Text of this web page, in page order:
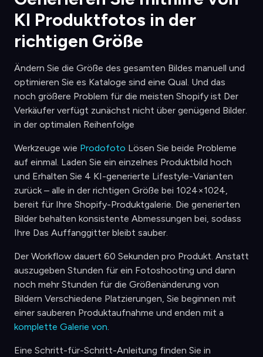
KI Produktfotos in der
richtigen Größe
Ändern Sie die Größe des gesamten Bildes manuell und
optimieren Sie es Kataloge sind eine Qual. Und das
noch größere Problem für die meisten Shopify ist Der
Verkäufer verfügt zunächst nicht über genügend Bilder.
in der optimalen Reihenfolge
Werkzeuge wie Prodofoto Lösen Sie beide Probleme
auf einmal. Laden Sie ein einzelnes Produktbild hoch
und Erhalten Sie 4 KI-generierte Lifestyle-Varianten
zurück – alle in der richtigen Größe bei 1024×1024,
bereit für Ihre Shopify-Produktgalerie. Die generierten
Bilder behalten konsistente Abmessungen bei, sodass
Ihre Das Auffanggitter bleibt sauber.
Der Workflow dauert 60 Sekunden pro Produkt. Anstatt
auszugeben Stunden für ein Fotoshooting und dann
noch mehr Stunden für die Größenänderung von
Bildern Verschiedene Platzierungen, Sie beginnen mit
einer sauberen Produktaufnahme und enden mit a
komplette Galerie von.
Eine Schritt-für-Schritt-Anleitung finden Sie in